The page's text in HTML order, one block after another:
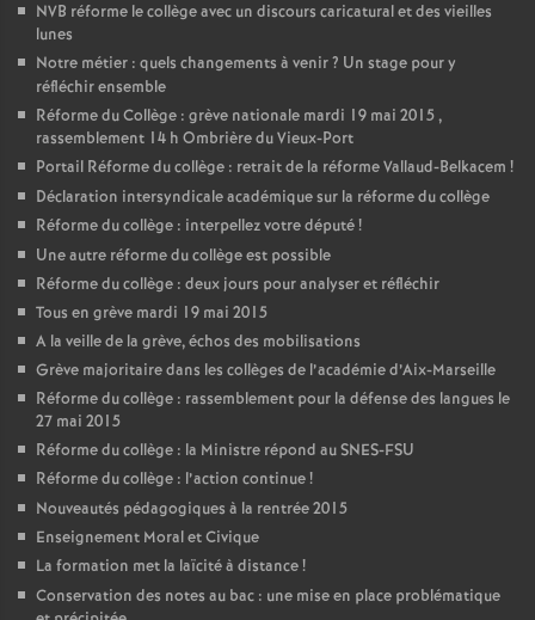
NVB réforme le collège avec un discours caricatural et des vieilles
lunes
Notre métier : quels changements à venir? Un stage pour y
réfléchir ensemble
Réforme du Collège : grève nationale mardi 19 mai 2015 ,
rassemblement 14 h Ombrière du Vieux-Port
Portail Réforme du collège : retrait de la réforme Vallaud-Belkacem !
Déclaration intersyndicale académique sur la réforme du collège
Réforme du collège : interpellez votre député!
Une autre réforme du collège est possible
Réforme du collège : deux jours pour analyser et réfléchir
Tous en grève mardi 19 mai 2015
A la veille de la grève, échos des mobilisations
Grève majoritaire dans les collèges de l’académie d’Aix-Marseille
Réforme du collège : rassemblement pour la défense des langues le
27 mai 2015
Réforme du collège : la Ministre répond au SNES-FSU
Réforme du collège : l’action continue!
Nouveautés pédagogiques à la rentrée 2015
Enseignement Moral et Civique
La formation met la laïcité à distance!
Conservation des notes au bac : une mise en place problématique